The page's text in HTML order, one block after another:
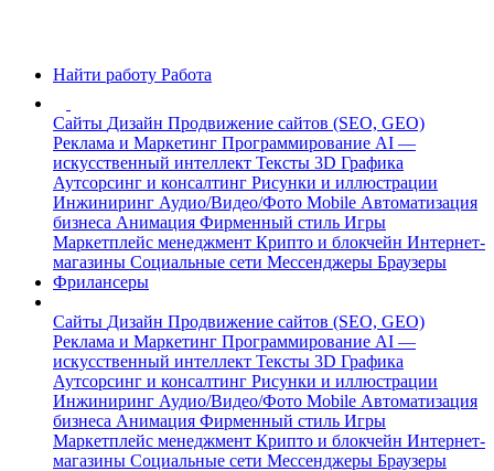
Найти работу Работа
Сайты Дизайн Продвижение сайтов (SEO, GEO)
Реклама и Маркетинг Программирование AI —
искусственный интеллект Тексты 3D Графика
Аутсорсинг и консалтинг Рисунки и иллюстрации
Инжиниринг Аудио/Видео/Фото Mobile Автоматизация
бизнеса Анимация Фирменный стиль Игры
Маркетплейс менеджмент Крипто и блокчейн Интернет-
магазины Социальные сети Мессенджеры Браузеры
Фрилансеры
Сайты Дизайн Продвижение сайтов (SEO, GEO)
Реклама и Маркетинг Программирование AI —
искусственный интеллект Тексты 3D Графика
Аутсорсинг и консалтинг Рисунки и иллюстрации
Инжиниринг Аудио/Видео/Фото Mobile Автоматизация
бизнеса Анимация Фирменный стиль Игры
Маркетплейс менеджмент Крипто и блокчейн Интернет-
магазины Социальные сети Мессенджеры Браузеры